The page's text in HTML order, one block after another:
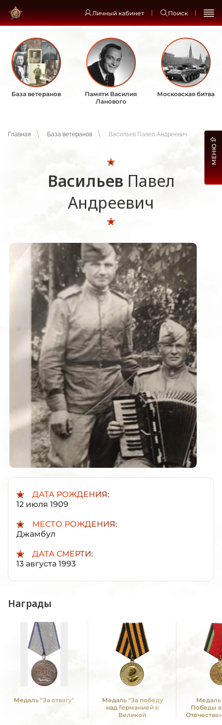
Личный кабинет Поиск
База ветеранов
Памяти Василия
Ланового
Московская битва
Главная База ветеранов Васильев Павел Андреевич
Васильев Павел
Андреевич
ДАТА РОЖДЕНИЯ:
12 июля 1909
МЕСТО РОЖДЕНИЯ:
Джамбул
ДАТА СМЕРТИ:
13 августа 1993
Награды
Медаль "За отвагу"
Медаль "За победу
над Германией в
Великой
Медаль
Победы
МЕНЮ